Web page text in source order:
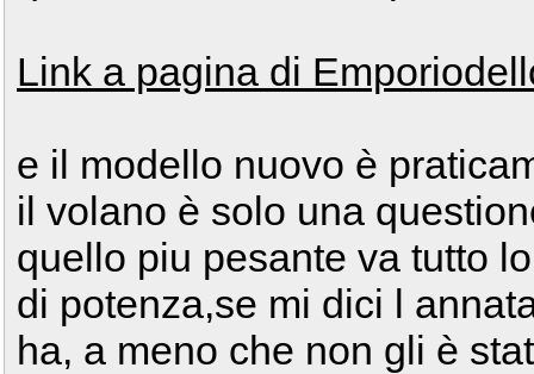
Link a pagina di
e il modello nuovo è
il volano è solo una
quello piu pesante va tutto
di potenza,se mi dici l
ha, a meno che non gli è